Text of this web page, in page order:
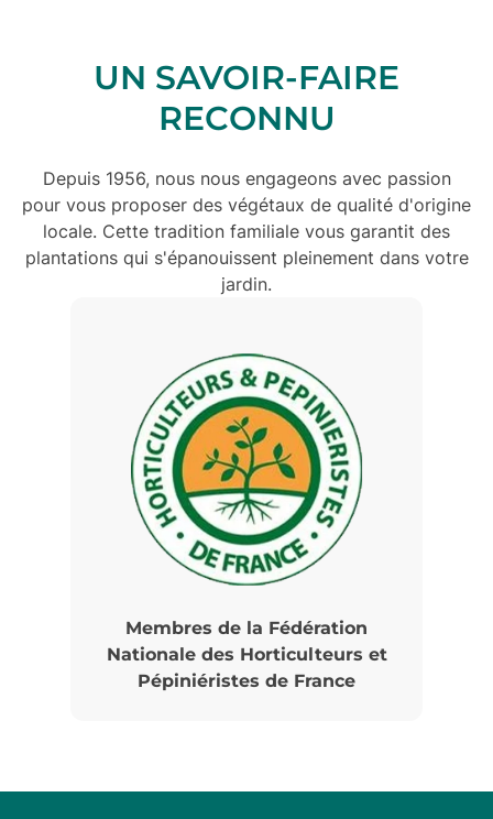
UN SAVOIR-FAIRE
RECONNU
Depuis 1956, nous nous engageons avec passion
pour vous proposer des végétaux de qualité d'origine
locale. Cette tradition familiale vous garantit des
plantations qui s'épanouissent pleinement dans votre
jardin.
Membres de la Fédération
Nationale des Horticulteurs et
Pépiniéristes de France